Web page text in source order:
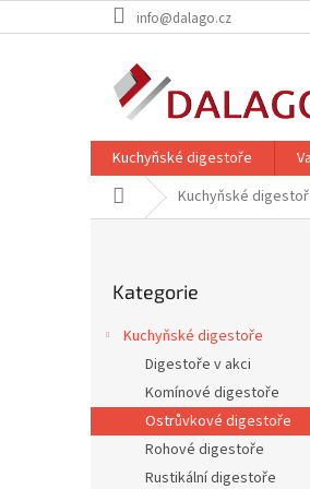
na
info@dalago.cz
Kuchyňské digestoře
Domů Kuchyňské
kategorie
Kategorie
Kuchyňské digestoře
Digestoře v akci
Komínové digestoře
Ostrůvkové digestoře
Rohové digestoře
Rustikální digestoře